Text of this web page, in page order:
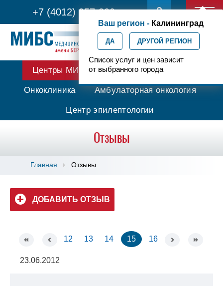
+7 (4012) 957-300
Ваш регион - Калининград
ДА ДРУГОЙ РЕГИОН
Список услуг и цен зависит
от выбранного города
Центры МИБС Протонная терапия
Онкоклиника Амбулаторная онкология
Центр эпилептологии
Отзывы
Главная Отзывы
ДОБАВИТЬ ОТЗЫВ
12 13 14 15 16
23.06.2012